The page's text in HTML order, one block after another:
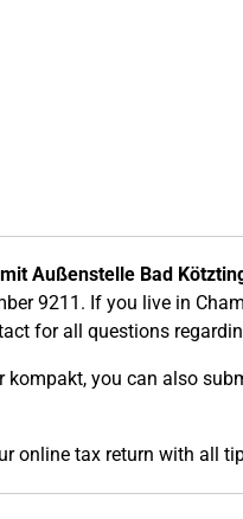
Außenstelle Bad
9211. If you live in
for all questions
kompakt, you can also
online tax return with all